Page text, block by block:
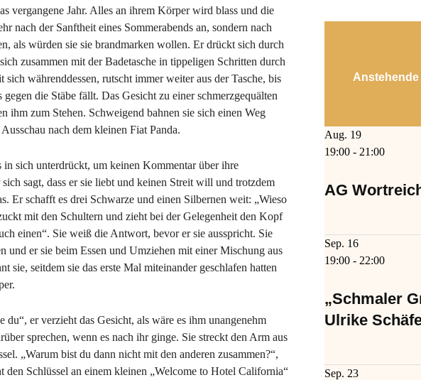
vergangene Jahr. Alles an ihrem Körper wird blass und die
nach der Sanftheit eines Sommerabends an, sondern nach
als würden sie sie brandmarken wollen. Er drückt sich durch
zusammen mit der Badetasche in tippeligen Schritten durch
währenddessen, rutscht immer weiter aus der Tasche, bis
die Stäbe fällt. Das Gesicht zu einer schmerzgequälten
ihm zum Stehen. Schweigend bahnen sie sich einen Weg
nach dem kleinen Fiat Panda.
sich unterdrückt, um keinen Kommentar über ihre
sagt, dass er sie liebt und keinen Streit will und trotzdem
Er schafft es drei Schwarze und einen Silbernen weit: „Wieso
mit den Schultern und zieht bei der Gelegenheit den Kopf
einen“. Sie weiß die Antwort, bevor er sie ausspricht. Sie
und er sie beim Essen und Umziehen mit einer Mischung aus
sie, seitdem sie das erste Mal miteinander geschlafen hatten
du“, er verzieht das Gesicht, als wäre es ihm unangenehm
sprechen, wenn es nach ihr ginge. Sie streckt den Arm aus
„Warum bist du dann nicht mit den anderen zusammen?“,
den Schlüssel an einem kleinen „Welcome to Hotel California“
Aug. 19
19:00 - 21:00
AG
Sep. 16
19:00 - 22:00
„Schmaler
Ulrike
Sep. 23